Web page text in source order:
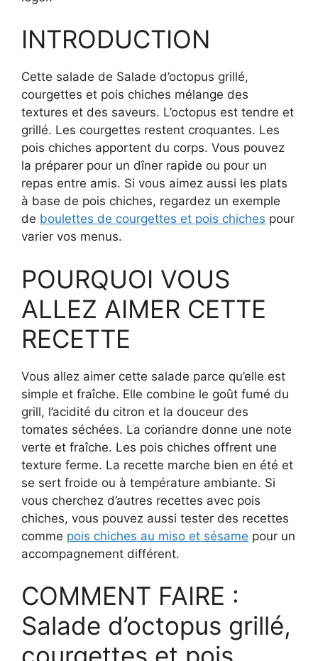
INTRODUCTION
Cette salade de Salade d’octopus grillé,
courgettes et pois chiches mélange des
textures et des saveurs. L’octopus est tendre et
grillé. Les courgettes restent croquantes. Les
pois chiches apportent du corps. Vous pouvez
la préparer pour un dîner rapide ou pour un
repas entre amis. Si vous aimez aussi les plats
à base de pois chiches, regardez un exemple
de boulettes de courgettes et pois chiches pour
varier vos menus.
POURQUOI VOUS
ALLEZ AIMER CETTE
RECETTE
Vous allez aimer cette salade parce qu’elle est
simple et fraîche. Elle combine le goût fumé du
grill, l’acidité du citron et la douceur des
tomates séchées. La coriandre donne une note
verte et fraîche. Les pois chiches offrent une
texture ferme. La recette marche bien en été et
se sert froide ou à température ambiante. Si
vous cherchez d’autres recettes avec pois
chiches, vous pouvez aussi tester des recettes
comme pois chiches au miso et sésame pour un
accompagnement différent.
COMMENT FAIRE :
Salade d’octopus grillé,